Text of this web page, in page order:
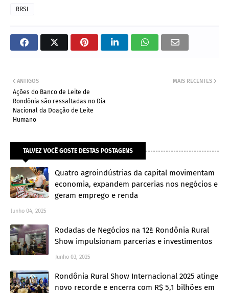
RRSI
MAIS RECENTES
ANTIGOS
Ações do Banco de Leite de
Rondônia são ressaltadas no Dia
Nacional da Doação de Leite
Humano
TALVEZ VOCÊ GOSTE DESTAS POSTAGENS
Quatro agroindústrias da capital movimentam
economia, expandem parcerias nos negócios e
geram emprego e renda
Junho 04, 2025
Rodadas de Negócios na 12ª Rondônia Rural
Show impulsionam parcerias e investimentos
Junho 03, 2025
Rondônia Rural Show Internacional 2025 atinge
novo recorde e encerra com R$ 5,1 bilhões em